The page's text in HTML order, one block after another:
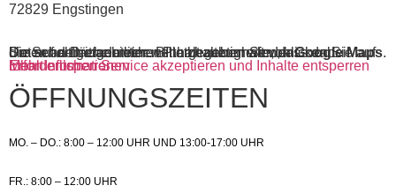
72829 Engstingen
Sie sehen gerade einen Platzhalterinhalt vonGoogle Maps
. Um auf den eigentlichen Inhalt zuzugreifen, klicken Sie auf die Schaltfläche unten. Bitte beachten Sie, dass dabei Daten an Drittanbieter weitergegeben werden.
Mehr Informationen
Inhalt entsperren
Erforderlichen Service akzeptieren und Inhalte entsperren
ÖFFNUNGSZEITEN
MO. – DO.: 8:00 – 12:00 UHR UND 13:00-17:00 UHR
FR.: 8:00 – 12:00 UHR